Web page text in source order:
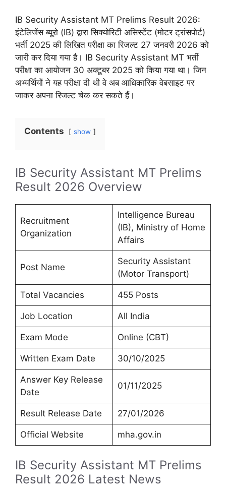
IB Security Assistant MT Prelims Result 2026:
इंटेलिजेंस ब्यूरो (IB) द्वारा सिक्योरिटी असिस्टेंट (मोटर ट्रांसपोर्ट)
भर्ती 2025 की लिखित परीक्षा का रिजल्ट 27 जनवरी 2026 को
जारी कर दिया गया है। IB Security Assistant MT भर्ती
परीक्षा का आयोजन 30 अक्टूबर 2025 को किया गया था। जिन
अभ्यर्थियों ने यह परीक्षा दी थी वे अब आधिकारिक वेबसाइट पर
जाकर अपना रिजल्ट चेक कर सकते हैं।
Contents show
IB Security Assistant MT Prelims
Result 2026 Overview
Recruitment
Organization
Intelligence Bureau
(IB), Ministry of Home
Affairs
Post Name
Security Assistant
(Motor Transport)
Total Vacancies 455 Posts
Job Location All India
Exam Mode Online (CBT)
Written Exam Date 30/10/2025
Answer Key Release
Date
01/11/2025
Result Release Date 27/01/2026
Official Website mha.gov.in
IB Security Assistant MT Prelims
Result 2026 Latest News